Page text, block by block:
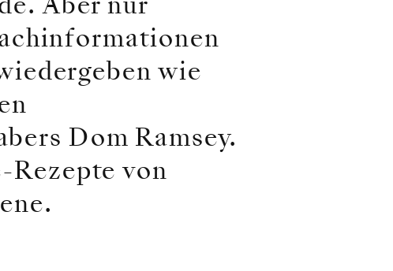
Aber nur
wie
Dom Ramsey.
Rezepte von